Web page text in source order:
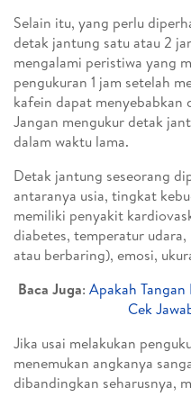
Selain itu, yang perlu
detak jantung satu atau 2
mengalami peristiwa yang
pengukuran 1 jam setelah
kafein dapat
Jangan mengukur detak
dalam waktu lama.
Detak jantung seseorang
antaranya usia, tingkat
memiliki penyakit
diabetes, temperatur
atau berbaring), emosi,
Baca Juga: Apakah Tangan
Cek
Jika usai melakukan
menemukan angkanya
dibandingkan seharusnya,